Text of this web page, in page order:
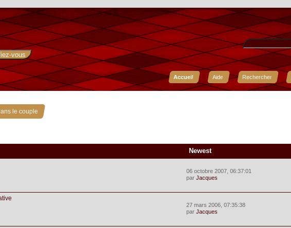
Accueil
Aide Rechercher
le couple
Newest
06 octobre 2007, 06:37:01
parJacques
27 mars 2006, 07:35:38
parJacques